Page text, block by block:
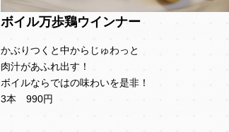
ボイル万歩鶏ウインナー
かぶりつくと中からじゅわっと
肉汁があふれ出す！
ボイルならではの味わいを是非！
3本 990円